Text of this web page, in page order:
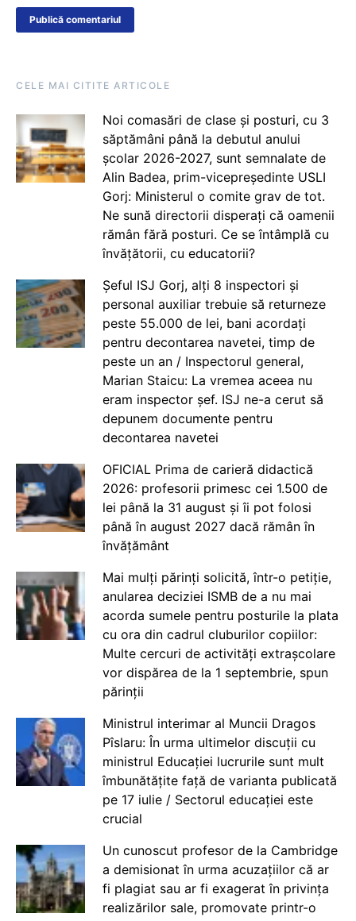
CELE MAI CITITE ARTICOLE
Noi comasări de clase și posturi, cu 3
săptămâni până la debutul anului
școlar 2026-2027, sunt semnalate de
Alin Badea, prim-vicepreședinte USLI
Gorj: Ministerul o comite grav de tot.
Ne sună directorii disperați că oamenii
rămân fără posturi. Ce se întâmplă cu
învățătorii, cu educatorii?
Șeful ISJ Gorj, alți 8 inspectori și
personal auxiliar trebuie să returneze
peste 55.000 de lei, bani acordați
pentru decontarea navetei, timp de
peste un an / Inspectorul general,
Marian Staicu: La vremea aceea nu
eram inspector șef. ISJ ne-a cerut să
depunem documente pentru
decontarea navetei
OFICIAL Prima de carieră didactică
2026: profesorii primesc cei 1.500 de
lei până la 31 august și îi pot folosi
până în august 2027 dacă rămân în
învățământ
Mai mulți părinți solicită, într-o petiție,
anularea deciziei ISMB de a nu mai
acorda sumele pentru posturile la plata
cu ora din cadrul cluburilor copiilor:
Multe cercuri de activități extrașcolare
vor dispărea de la 1 septembrie, spun
părinții
Ministrul interimar al Muncii Dragos
Pîslaru: În urma ultimelor discuții cu
ministrul Educației lucrurile sunt mult
îmbunătățite față de varianta publicată
pe 17 iulie / Sectorul educației este
crucial
Un cunoscut profesor de la Cambridge
a demisionat în urma acuzațiilor că ar
fi plagiat sau ar fi exagerat în privința
realizărilor sale, promovate printr-o